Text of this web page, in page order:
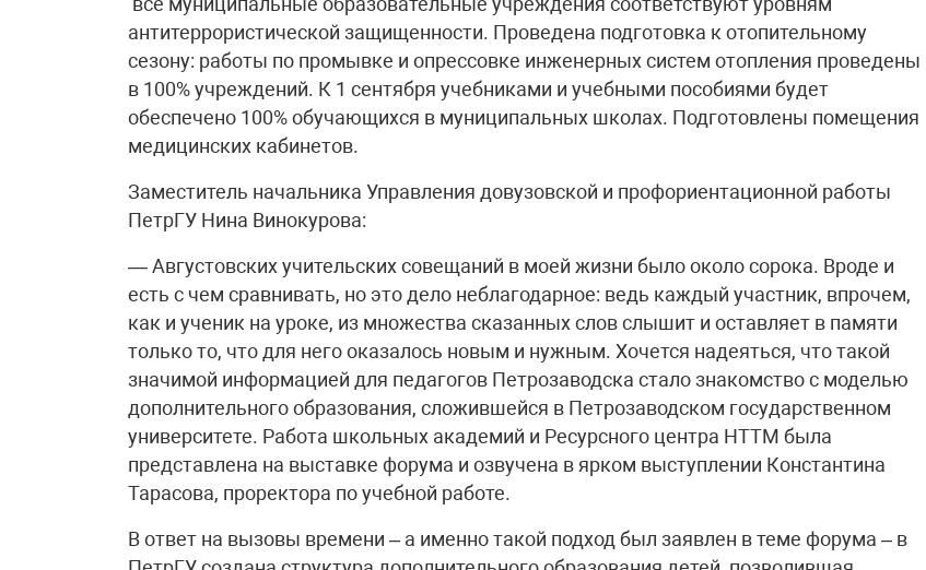
антитеррористической защищенности. Проведена подготовка к отопительному
сезону: работы по промывке и опрессовке инженерных систем отопления проведены
в 100% учреждений. К 1 сентября учебниками и учебными пособиями будет
обеспечено 100% обучающихся в муниципальных школах. Подготовлены помещения
медицинских кабинетов.
Заместитель начальника Управления довузовской и профориентационной работы
ПетрГУ Нина Винокурова:
— Августовских учительских совещаний в моей жизни было около сорока. Вроде и
есть с чем сравнивать, но это дело неблагодарное: ведь каждый участник, впрочем,
как и ученик на уроке, из множества сказанных слов слышит и оставляет в памяти
только то, что для него оказалось новым и нужным. Хочется надеяться, что такой
значимой информацией для педагогов Петрозаводска стало знакомство с моделью
дополнительного образования, сложившейся в Петрозаводском государственном
университете. Работа школьных академий и Ресурсного центра НТТМ была
представлена на выставке форума и озвучена в ярком выступлении Константина
Тарасова, проректора по учебной работе.
В ответ на вызовы времени – а именно такой подход был заявлен в теме форума – в